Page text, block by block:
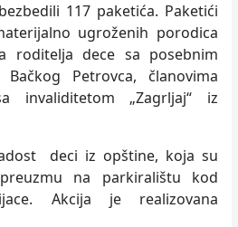
117 paketića. Paketići
ugroženih porodica
roditelja dece sa posebnim
Petrovca, članovima
invaliditetom „Zagrljaj“ iz
deci iz opštine, koja su
na parkiralištu kod
Akcija je realizovana